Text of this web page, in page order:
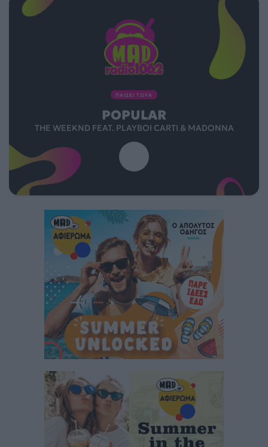
ΠΑΙΖΕΙ ΤΩΡΑ
POPULAR
THE WEEKND FEAT. PLAYBOI CARTI & MADONNA